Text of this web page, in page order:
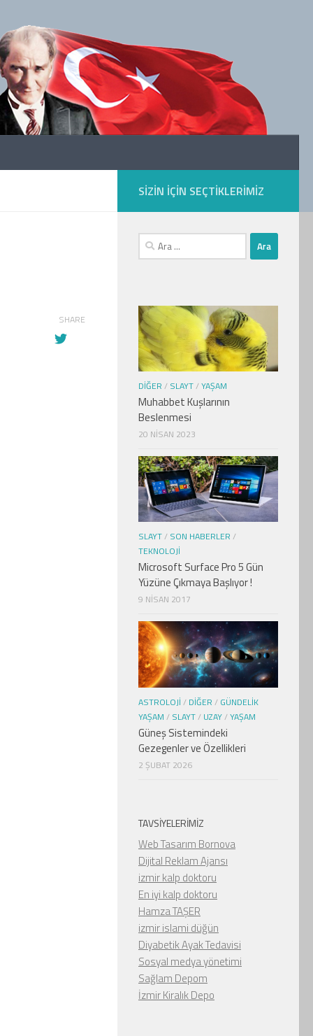
SHARE
SIZIN IÇIN SEÇTIKLERIMIZ
Arama:
DIĞER / SLAYT/YAŞAM
Muhabbet Kuşlarının
Beslenmesi
20 NISAN 2023
SLAYT/ SON HABERLER /
TEKNOLOJI
Microsoft Surface Pro 5 Gün
Yüzüne Çıkmaya Başlıyor !
9 NISAN 2017
ASTROLOJI / DIĞER / GÜNDELIK
YAŞAM / SLAYT/ UZAY/YAŞAM
Güneş Sistemindeki
Gezegenler ve Özellikleri
2 ŞUBAT 2026
TAVSIYELERIMIZ
Web Tasarım Bornova
Dijital Reklam Ajansı
izmir kalp doktoru
En iyi kalp doktoru
Hamza TAŞER
izmir islami düğün
Diyabetik Ayak Tedavisi
Sosyal medya yönetimi
Sağlam Depom
İzmir Kiralık Depo